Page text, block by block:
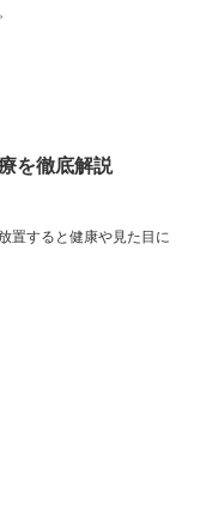
を徹底解説
置すると健康や見た目に